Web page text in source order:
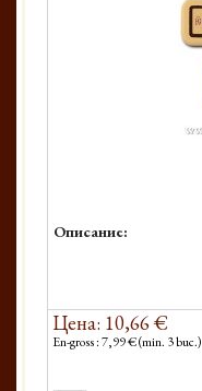
Описание:
Цена: 10,66 €
En-gross : 7,99 € (min. 3 buc.)